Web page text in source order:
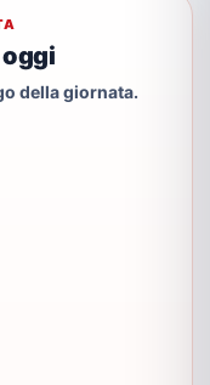
della giornata.